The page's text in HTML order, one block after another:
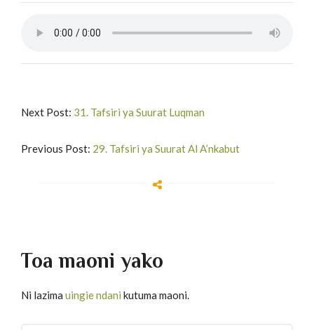
Next Post: 31. Tafsiri ya Suurat Luqman
Previous Post: 29. Tafsiri ya Suurat Al A’nkabut
Toa maoni yako
Ni lazima uingie ndani kutuma maoni.